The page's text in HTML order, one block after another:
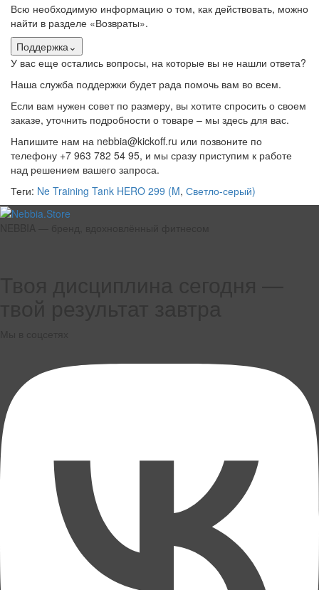
Всю необходимую информацию о том, как действовать, можно
найти в разделе «Возвраты».
Поддержка ⌄
У вас еще остались вопросы, на которые вы не нашли ответа?
Наша служба поддержки будет рада помочь вам во всем.
Если вам нужен совет по размеру, вы хотите спросить о своем
заказе, уточнить подробности о товаре – мы здесь для вас.
Напишите нам на nebbia@kickoff.ru или позвоните по
телефону +7 963 782 54 95, и мы сразу приступим к работе
над решением вашего запроса.
Теги: Ne Training Tank HERO 299 (M, Светло-серый)